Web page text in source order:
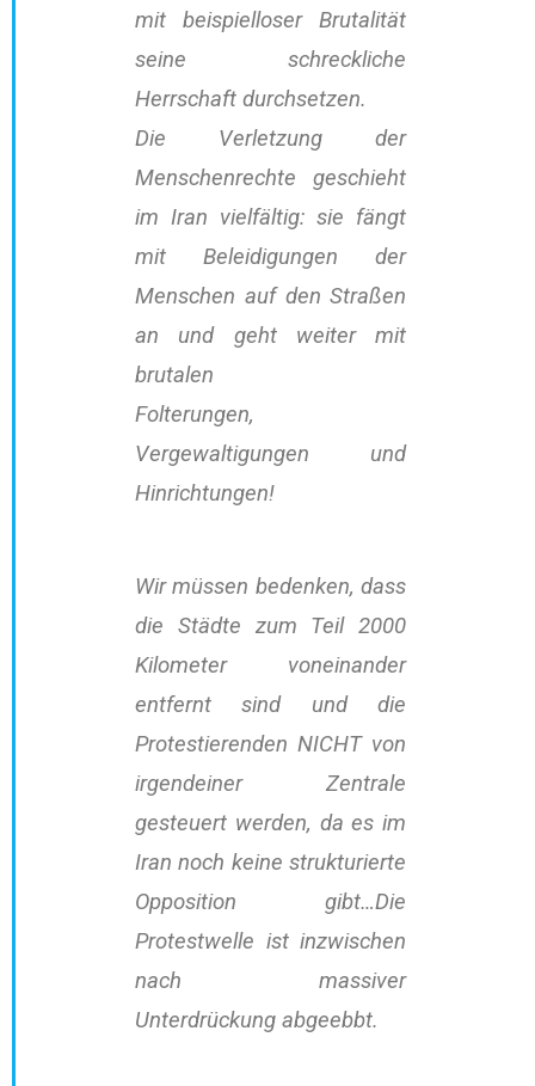
mit beispielloser Brutalität
seine schreckliche
Herrschaft durchsetzen.
Die Verletzung der
Menschenrechte geschieht
im Iran vielfältig: sie fängt
mit Beleidigungen der
Menschen auf den Straßen
an und geht weiter mit
brutalen
Folterungen,
Vergewaltigungen und
Hinrichtungen!
Wir müssen bedenken, dass
die Städte zum Teil 2000
Kilometer voneinander
entfernt sind und die
Protestierenden NICHT von
irgendeiner Zentrale
gesteuert werden, da es im
Iran noch keine strukturierte
Opposition gibt…Die
Protestwelle ist inzwischen
nach massiver
Unterdrückung abgeebbt.